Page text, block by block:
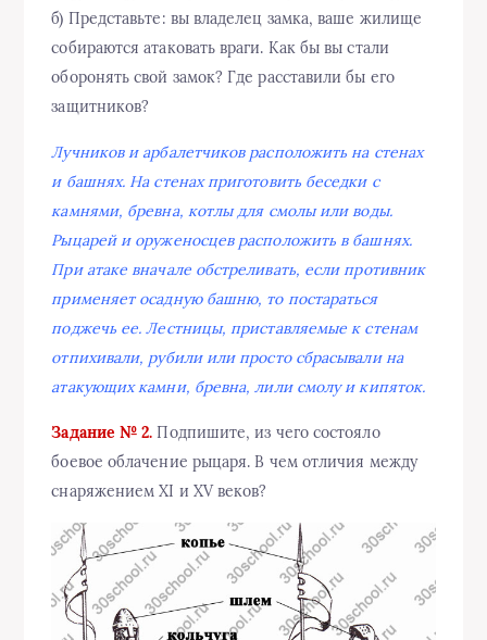
б) Представьте: вы владелец замка, ваше жилище
собираются атаковать враги. Как бы вы стали
оборонять свой замок? Где расставили бы его
защитников?
Лучников и арбалетчиков расположить на стенах
и башнях. На стенах приготовить беседки с
камнями, бревна, котлы для смолы или воды.
Рыцарей и оруженосцев расположить в башнях.
При атаке вначале обстреливать, если противник
применяет осадную башню, то постараться
поджечь ее. Лестницы, приставляемые к стенам
отпихивали, рубили или просто сбрасывали на
атакующих камни, бревна, лили смолу и кипяток.
Задание № 2. Подпишите, из чего состояло
боевое облачение рыцаря. В чем отличия между
снаряжением XI и XV веков?